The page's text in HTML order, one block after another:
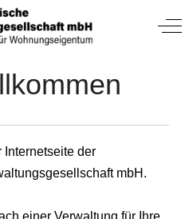
Off-
der
mbH.